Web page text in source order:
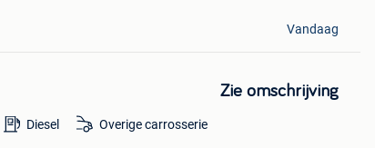
Vandaag
Zie omschrijving
Diesel Overige carrosserie